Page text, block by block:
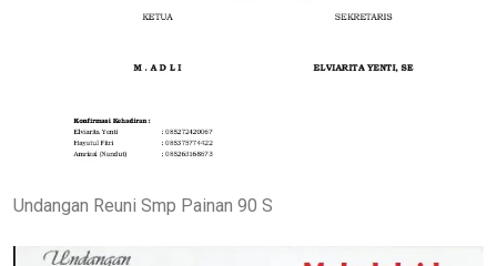
Undangan Reuni Smp Painan 90 S